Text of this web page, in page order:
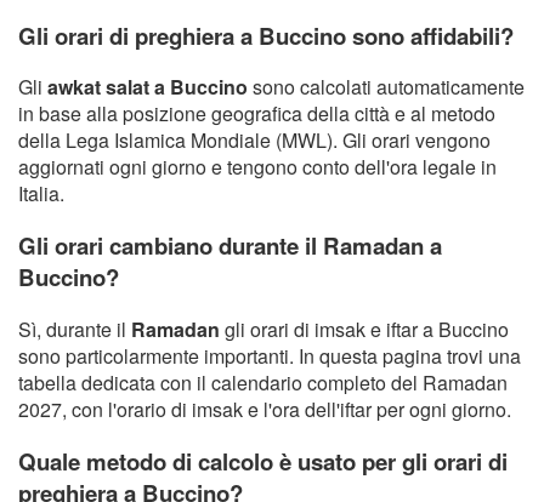
Gli orari di preghiera a Buccino sono affidabili?
Gli awkat salat a Buccino sono calcolati automaticamente
in base alla posizione geografica della città e al metodo
della Lega Islamica Mondiale (MWL). Gli orari vengono
aggiornati ogni giorno e tengono conto dell'ora legale in
Italia.
Gli orari cambiano durante il Ramadan a
Buccino?
Sì, durante il Ramadan gli orari di imsak e iftar a Buccino
sono particolarmente importanti. In questa pagina trovi una
tabella dedicata con il calendario completo del Ramadan
2027, con l'orario di imsak e l'ora dell'iftar per ogni giorno.
Quale metodo di calcolo è usato per gli orari di
preghiera a Buccino?